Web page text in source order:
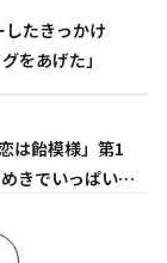
したきっかけ
をあげた」
は飴模様」第1
きでいっぱいの